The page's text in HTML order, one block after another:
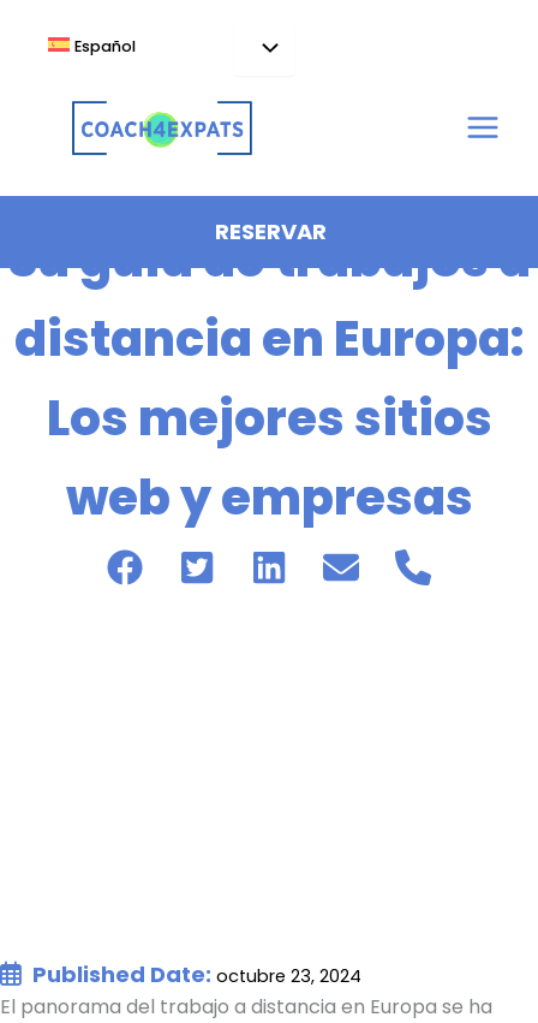
Español
RESERVAR
Su guía de trabajos a
distancia en Europa:
Los mejores sitios
web y empresas
Published Date: octubre 23, 2024
El panorama del trabajo a distancia en Europa se ha